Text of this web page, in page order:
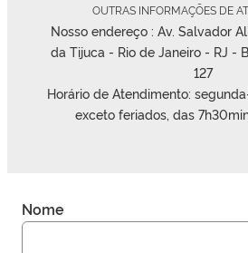
OUTRAS INFORMAÇÕES DE
Nosso endereço : Av. Salvador
da Tijuca - Rio de Janeiro - RJ -
127
Horário de Atendimento:
exceto feriados, das
Nome